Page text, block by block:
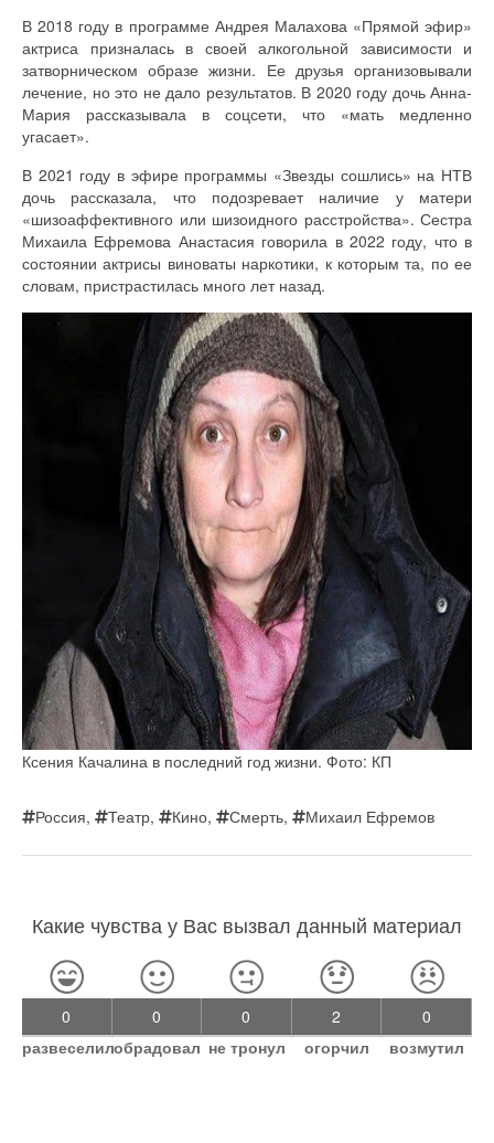
В 2018 году в программе Андрея Малахова «Прямой эфир»
актриса призналась в своей алкогольной зависимости и
затворническом образе жизни. Ее друзья организовывали
лечение, но это не дало результатов. В 2020 году дочь Анна-
Мария рассказывала в соцсети, что «мать медленно
угасает».
В 2021 году в эфире программы «Звезды сошлись» на НТВ
дочь рассказала, что подозревает наличие у матери
«шизоаффективного или шизоидного расстройства». Сестра
Михаила Ефремова Анастасия говорила в 2022 году, что в
состоянии актрисы виноваты наркотики, к которым та, по ее
словам, пристрастилась много лет назад.
Ксения Качалина в последний год жизни. Фото: КП
Россия, Театр, Кино, Смерть, Михаил Ефремов
Какие чувства у Вас вызвал данный материал
0
развеселил
0
обрадовал
0
не тронул
2
огорчил
0
возмутил